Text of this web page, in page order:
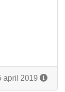
april 2019